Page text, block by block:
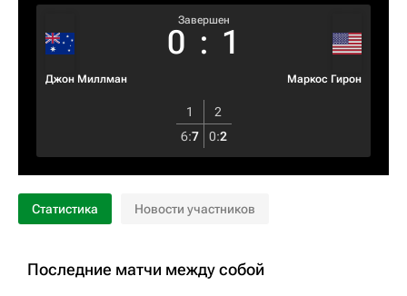
Джон Миллман
Завершен
0 : 1
Маркос Гирон
1
2
6:7 0:2
Статистика Новости участников
Последние матчи между собой